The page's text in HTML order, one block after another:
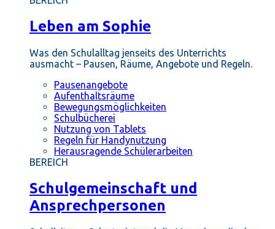
Leben am Sophie
Was den Schulalltag jenseits des Unterrichts
ausmacht – Pausen, Räume, Angebote und Regeln.
Pausenangebote
Aufenthaltsräume
Bewegungsmöglichkeiten
Schulbücherei
Nutzung von Tablets
Regeln für Handynutzung
Herausragende Schülerarbeiten
BEREICH
Schulgemeinschaft und
Ansprechpersonen